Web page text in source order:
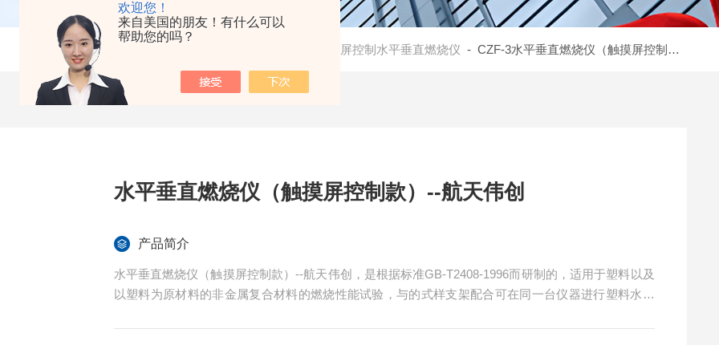
欢迎您！
来自美国的朋友！有什么可以
帮助您的吗？
当前位置： 触摸屏控制水平垂直燃烧仪 - CZF-3水平垂直燃烧仪（触摸屏控制款）--航天伟创
水平垂直燃烧仪（触摸屏控制款）--航天伟创
产品简介
水平垂直燃烧仪（触摸屏控制款）--航天伟创，是根据标准GB-T2408-1996而研制的，适用于塑料以及
以塑料为原材料的非金属复合材料的燃烧性能试验，与的式样支架配合可在同一台仪器进行塑料水平